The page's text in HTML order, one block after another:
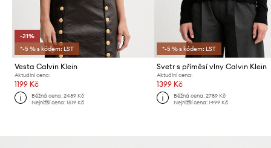
-21%
*-5 % s kódem: LST
Vesta Calvin Klein
Aktuální cena:
1199 Kč
Běžná cena:2489 Kč
Nejnižší cena:1519 Kč
*-5 % s kódem: LST
Svetr s příměsí vlny Calvin Klein
Aktuální cena:
1399 Kč
Běžná cena: 2789 Kč
Nejnižší cena: 1499 Kč